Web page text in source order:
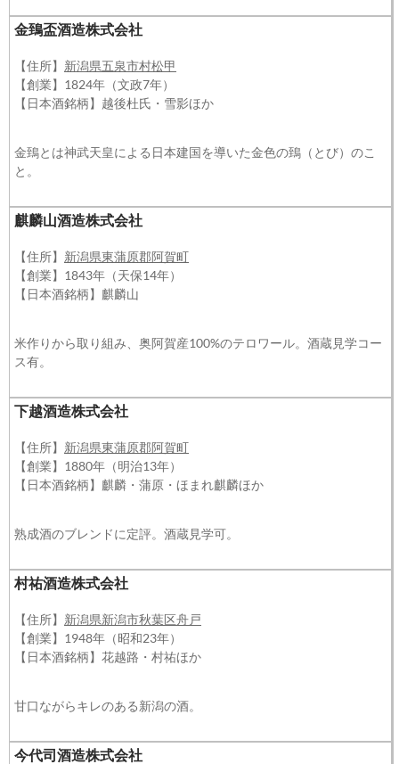
金鵄盃酒造株式会社
【住所】 新潟県五泉市村松甲
【創業】1824年（文政7年）
【日本酒銘柄】越後杜氏・雪影ほか
金鵄とは神武天皇による日本建国を導いた金色の鵄（とび）のこ
と。
麒麟山酒造株式会社
【住所】 新潟県東蒲原郡阿賀町
【創業】1843年（天保14年）
【日本酒銘柄】麒麟山
米作りから取り組み、奥阿賀産100%のテロワール。酒蔵見学コー
ス有。
下越酒造株式会社
【住所】 新潟県東蒲原郡阿賀町
【創業】1880年（明治13年）
【日本酒銘柄】麒麟・蒲原・ほまれ麒麟ほか
熟成酒のブレンドに定評。酒蔵見学可。
村祐酒造株式会社
【住所】 新潟県新潟市秋葉区舟戸
【創業】1948年（昭和23年）
【日本酒銘柄】花越路・村祐ほか
甘口ながらキレのある新潟の酒。
今代司酒造株式会社